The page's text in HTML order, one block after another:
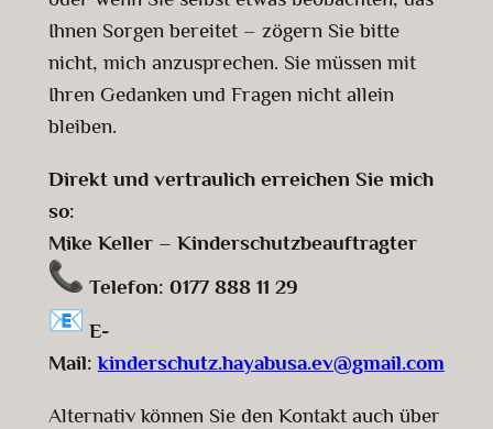
Ihnen Sorgen bereitet – zögern Sie bitte
nicht, mich anzusprechen. Sie müssen mit
Ihren Gedanken und Fragen nicht allein
bleiben.
Direkt und vertraulich erreichen Sie mich
so:
Mike Keller – Kinderschutzbeauftragter
Telefon: 0177 888 11 29
E-
Mail: kinderschutz.hayabusa.ev@gmail.com
Alternativ können Sie den Kontakt auch über